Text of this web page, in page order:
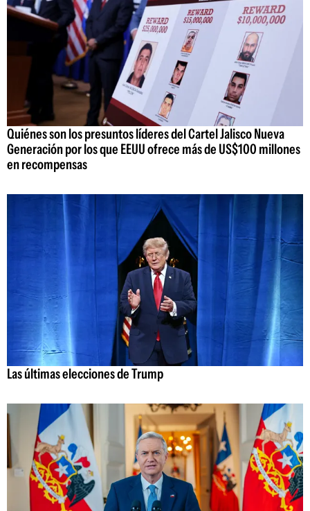
Quiénes son los presuntos líderes del Cartel Jalisco Nueva
Generación por los que EEUU ofrece más de US$100 millones
en recompensas
Las últimas elecciones de Trump